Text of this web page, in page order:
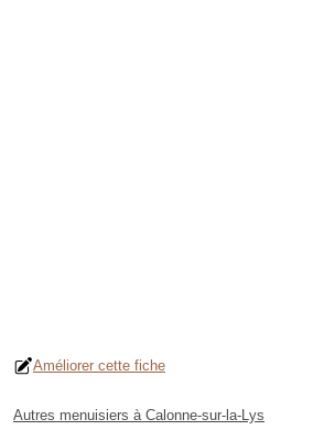
Améliorer cette fiche
Autres menuisiers à Calonne-sur-la-Lys